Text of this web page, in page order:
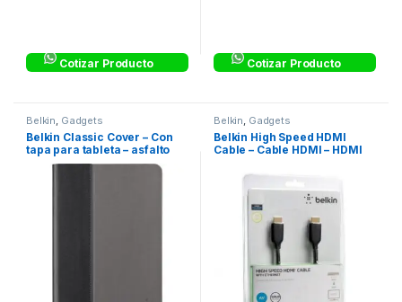
Cotizar Producto Cotizar Producto
Belkin, Gadgets
Belkin Classic Cover – Con
tapa para tableta – asfalto
Belkin, Gadgets
Belkin High Speed HDMI
Cable – Cable HDMI – HDMI